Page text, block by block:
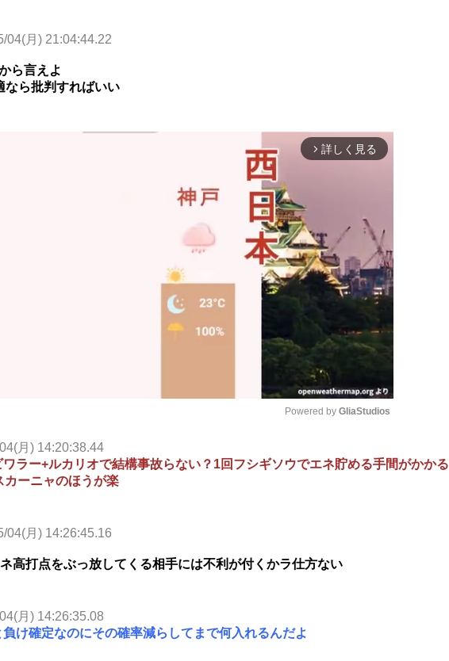
04(月) 21:04:44.22
ら言えよ
なら批判すればいい
arrow_forward_ios 詳しく見る
M
Powered by GliaStudios
月) 14:20:38.44
ラー+ルカリオで結構事故らない？1回フシギソウでエネ貯める手間がかかる
ーニャのほうが楽
04(月) 14:26:45.16
高打点をぶっ放してくる相手には不利が付くかラ仕方ない
月) 14:26:35.08
け確定なのにその確率減らしてまで何入れるんだよ